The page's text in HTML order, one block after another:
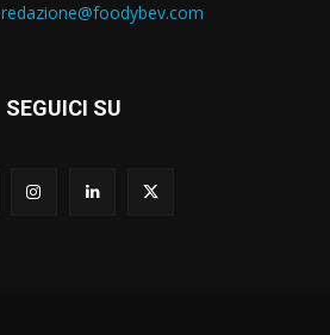
redazione@foodybev.com
SEGUICI SU